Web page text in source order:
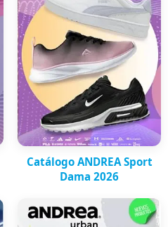
Catálogo ANDREA Sport
Dama 2026